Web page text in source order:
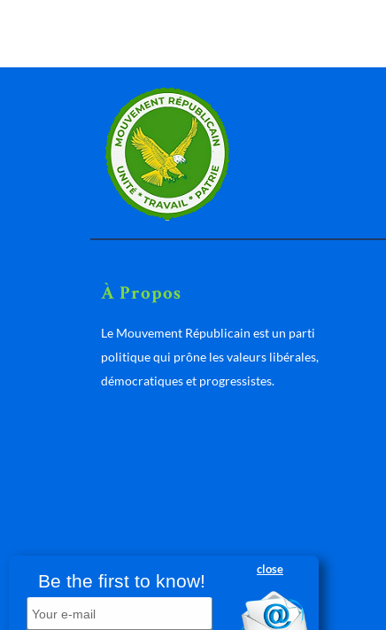
À Propos
Le Mouvement Républicain est un parti
politique qui prône les valeurs libérales,
démocratiques et progressistes.
close
Be the first to know!
Your e-mail